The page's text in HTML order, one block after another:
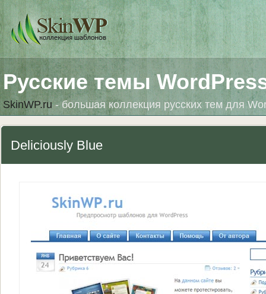
Русские темы
SkinWP.ru- большая коллекция русских тем для
Deliciously Blue